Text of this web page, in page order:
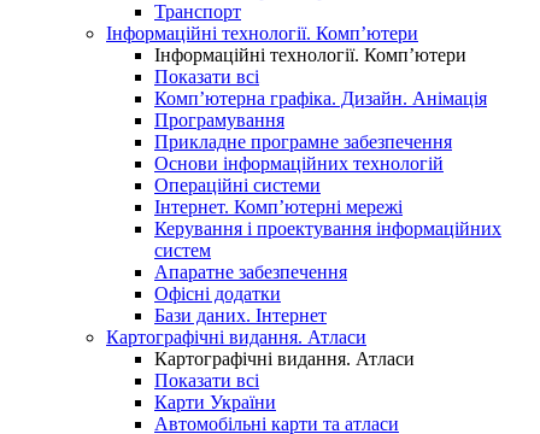
Транспорт
Інформаційні технології. Комп’ютери
Інформаційні технології. Комп’ютери
Показати всі
Комп’ютерна графіка. Дизайн. Анімація
Програмування
Прикладне програмне забезпечення
Основи інформаційних технологій
Операційні системи
Інтернет. Комп’ютерні мережі
Керування і проектування інформаційних
систем
Апаратне забезпечення
Офісні додатки
Бази даних. Інтернет
Картографічні видання. Атласи
Картографічні видання. Атласи
Показати всі
Карти України
Автомобільні карти та атласи